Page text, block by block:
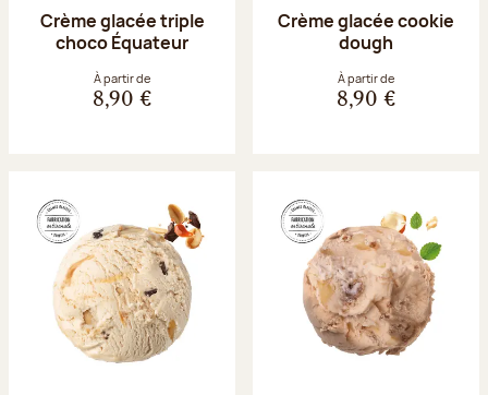
Crème glacée triple
choco Équateur
À partir de
8,90 €
Crème glacée cookie
dough
À partir de
8,90 €